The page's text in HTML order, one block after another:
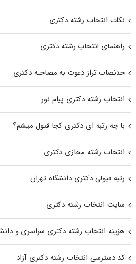
نکات انتخاب رشته دکتری
راهنمای انتخاب رشته دکتری
حدنصاب تراز دعوت به مصاحبه دکتری
انتخاب رشته دکتری پیام نور
با چه رتبه ای دکتری کجا قبول میشم؟
انتخاب رشته مجازی دکتری
رتبه قبولی دکتری دانشگاه تهران
سایت انتخاب رشته دکتری
هزینه انتخاب رشته دکتری سراسری و
کد دسترسی انتخاب رشته دکتری آزاد